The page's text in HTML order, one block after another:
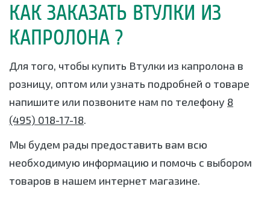
КАК ЗАКАЗАТЬ ВТУЛКИ ИЗ
КАПРОЛОНА ?
Для того, чтобы купить Втулки из капролона в
розницу, оптом или узнать подробней о товаре
напишите или позвоните нам по телефону 8
(495) 018-17-18.
Мы будем рады предоставить вам всю
необходимую информацию и помочь с выбором
товаров в нашем интернет магазине.